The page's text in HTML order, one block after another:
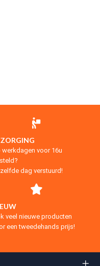
werkdagen voor 16u
dag verstuurd!
veel nieuwe producten
een tweedehands prijs!